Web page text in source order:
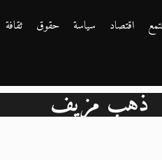
اقتصاد سياسة حقوق
ثقافة
ذهب مزيف